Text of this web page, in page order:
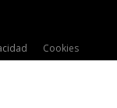
Cookies